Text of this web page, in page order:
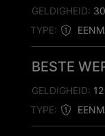
TYPE:
GELDIGHEID:
BESTE
TYPE:
GELDIGHEID: